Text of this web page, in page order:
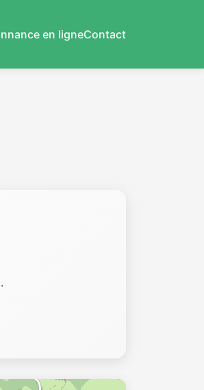
en ligneContact